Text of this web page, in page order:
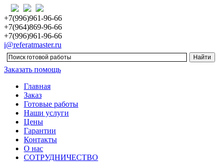
+7(996)961-96-66
+7(964)869-96-66
+7(996)961-96-66
i@referatmaster.ru
Заказать помощь
Главная
Заказ
Готовые работы
Наши услуги
Цены
Гарантии
Контакты
О нас
СОТРУДНИЧЕСТВО